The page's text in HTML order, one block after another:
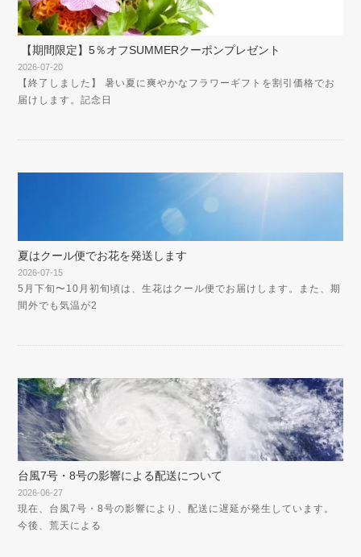
【期間限定】5％オフSUMMERクーポンプレゼント
2026-07-20
【終了しました】 暑い夏に爽やかなフラワーギフトを割引価格でお
届けします。記念日
夏はクール便でお花を発送します
2026-07-15
5月下旬〜10月初旬頃は、生花はクール便でお届けします。また、期
間外でも気温が2
台風7号・8号の影響による配送について
2026-06-27
現在、台風7号・8号の影響により、配送に遅延が発生しています。
今後、荒天による